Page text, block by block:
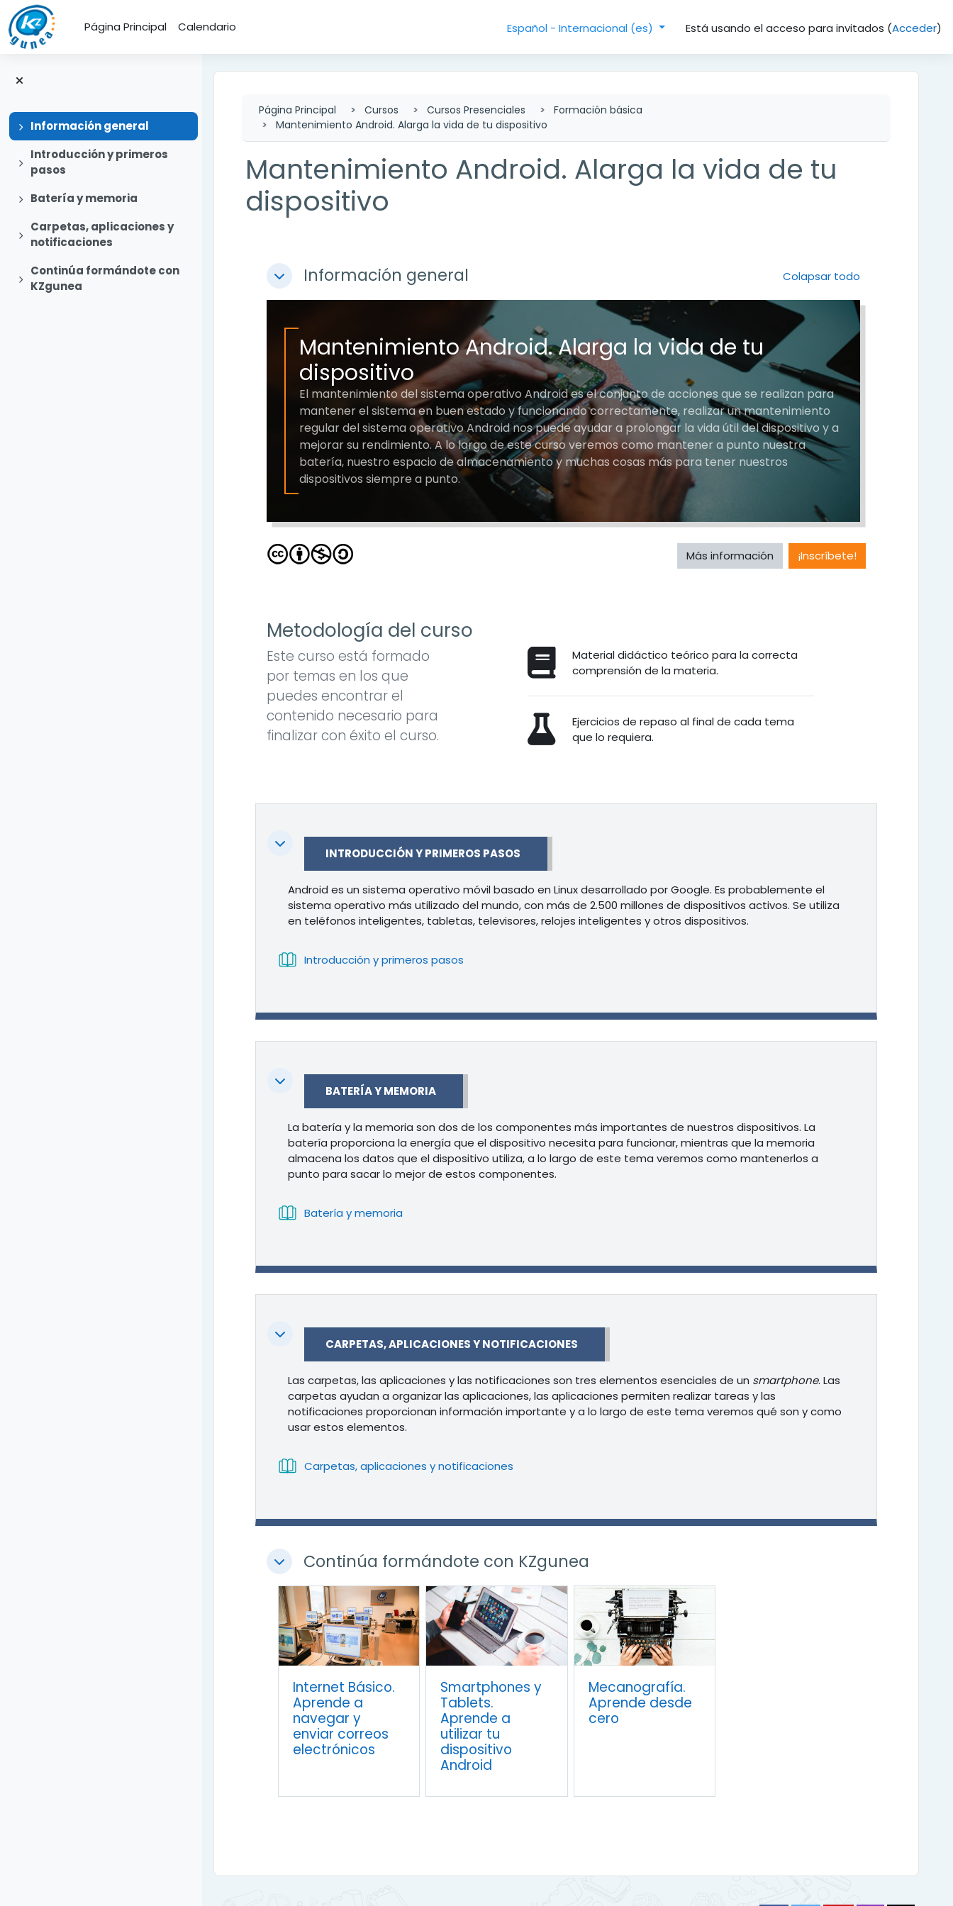
Salta al contenido principal
Página Principal
Calendario Español - Internacional ‎(es)‎ Está usando el acceso para invitados (Acceder)
Expandir
Información general
Expandir
Introducción y primeros
pasos
Expandir
Batería y memoria
Expandir
Carpetas, aplicaciones y
notificaciones
Expandir
Continúa formándote con
KZgunea
Página Principal Cursos Cursos Presenciales
Formación básica
Mantenimiento Android. Alarga la vida de tu dispositivo
Mantenimiento Android. Alarga la vida de tu
dispositivo
Perfilado de sección
ColapsarInformación general Colapsar todo
Mantenimiento Android. Alarga la vida de tu
dispositivo
El mantenimiento del sistema operativo Android es el conjunto de acciones que se realizan para
mantener el sistema en buen estado y funcionando correctamente, realizar un mantenimiento
regular del sistema operativo Android nos puede ayudar a prolongar la vida útil del dispositivo y a
mejorar su rendimiento. A lo largo de este curso veremos como mantener a punto nuestra
batería, nuestro espacio de almacenamiento y muchas cosas más para tener nuestros
dispositivos siempre a punto.
Más información ¡Inscríbete!
Metodología del curso
Este curso está formado
por temas en los que
puedes encontrar el
contenido necesario para
finalizar con éxito el curso.
Material didáctico teórico para la correcta
comprensión de la materia.
Ejercicios de repaso al final de cada tema
que lo requiera.
Colapsar INTRODUCCIÓN Y PRIMEROS PASOS
Android es un sistema operativo móvil basado en Linux desarrollado por Google. Es probablemente el
sistema operativo más utilizado del mundo, con más de 2.500 millones de dispositivos activos. Se utiliza
en teléfonos inteligentes, tabletas, televisores, relojes inteligentes y otros dispositivos.
Introducción y primeros pasos
Colapsar BATERÍA Y MEMORIA
La batería y la memoria son dos de los componentes más importantes de nuestros dispositivos. La
batería proporciona la energía que el dispositivo necesita para funcionar, mientras que la memoria
almacena los datos que el dispositivo utiliza, a lo largo de este tema veremos como mantenerlos a
punto para sacar lo mejor de estos componentes.
Batería y memoria
Colapsar CARPETAS, APLICACIONES Y NOTIFICACIONES
Las carpetas, las aplicaciones y las notificaciones son tres elementos esenciales de un smartphone. Las
carpetas ayudan a organizar las aplicaciones, las aplicaciones permiten realizar tareas y las
notificaciones proporcionan información importante y a lo largo de este tema veremos qué son y como
usar estos elementos.
Carpetas, aplicaciones y notificaciones
ColapsarContinúa formándote con KZgunea
Internet Básico.
Aprende a
navegar y
enviar correos
electrónicos
Smartphones y
Tablets.
Aprende a
utilizar tu
dispositivo
Android
Mecanografía.
Aprende desde
cero